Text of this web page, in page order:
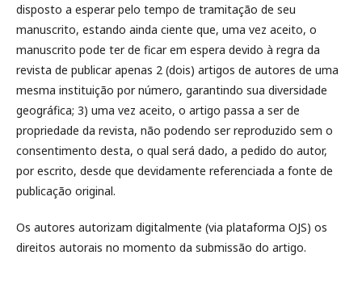
disposto a esperar pelo tempo de tramitação de seu
manuscrito, estando ainda ciente que, uma vez aceito, o
manuscrito pode ter de ficar em espera devido à regra da
revista de publicar apenas 2 (dois) artigos de autores de uma
mesma instituição por número, garantindo sua diversidade
geográfica; 3) uma vez aceito, o artigo passa a ser de
propriedade da revista, não podendo ser reproduzido sem o
consentimento desta, o qual será dado, a pedido do autor,
por escrito, desde que devidamente referenciada a fonte de
publicação original.
Os autores autorizam digitalmente (via plataforma OJS) os
direitos autorais no momento da submissão do artigo.